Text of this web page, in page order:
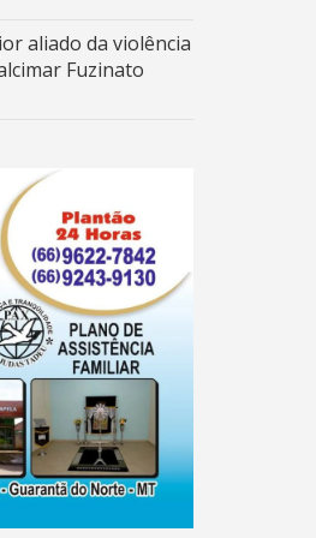
aliado da violência
Fuzinato